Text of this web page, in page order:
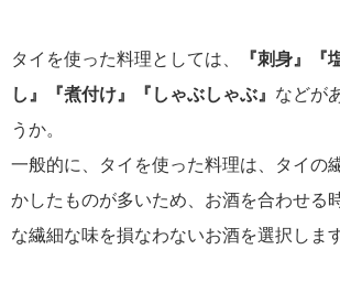
タイを使った料理としては、
『刺身』『
し』『煮付け』『しゃぶしゃぶ』 などが
うか。
一般的に、タイを使った料理は、タイの
かしたものが多いため、お酒を合わせる
な繊細な味を損なわないお酒を選択します